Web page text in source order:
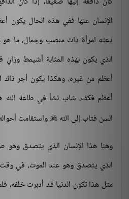
الإنسان عنها ففي هذه الحال يكون
دعته امرأة ذات منصب وجمال، ما هو
الذي يكون بهذه المثابة أشيمط
أعظم من غيره، وهكذا يكون أجر ذاك
أعظم فكف، شاب نشأ في طاعة
السن فتاب إلى الله  واستقامت
وهنا هذا الإنسان الذي يتصدق
الذي يتصدق وهو عند الموت، في
مثل هذا تكون الدنيا قد أدبرت خلفه،